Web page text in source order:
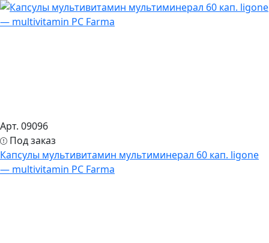
Арт. 09096
Под заказ
Капсулы мультивитамин мультиминерал 60 кап. ligone
— multivitamin PC Farma